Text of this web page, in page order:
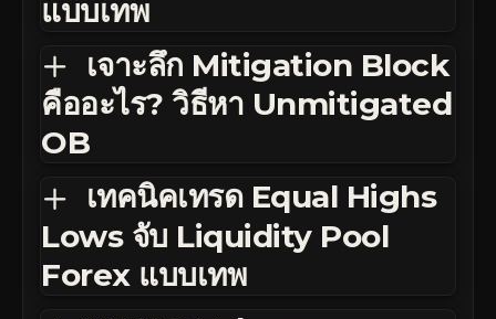
แบบเทพ
เจาะลึก Mitigation Block
คืออะไร? วิธีหา Unmitigated
OB
เทคนิคเทรด Equal Highs
Lows จับ Liquidity Pool
Forex แบบเทพ